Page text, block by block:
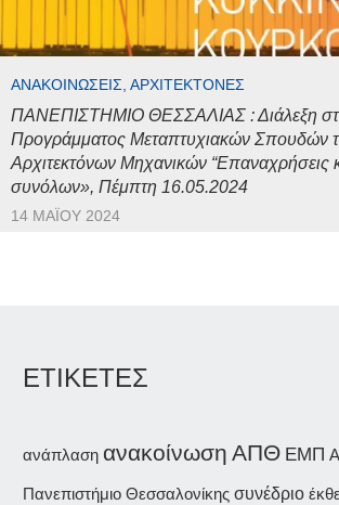
ΑΝΑΚΟΙΝΏΣΕΙΣ, ΑΡΧΙΤΈΚΤΟΝΕΣ
ΠΑΝΕΠΙΣΤΗΜΙΟ ΘΕΣΣΑΛΙΑΣ : Διάλεξη
Προγράμματος Μεταπτυχιακών Σπουδών
Αρχιτεκτόνων Μηχανικών “Επαναχρήσεις
συνόλων», Πέμπτη 16.05.2024
14 ΜΑΪ́ΟΥ 2024
ΕΤΙΚΕΤΕΣ
ανάπλαση ανακοίνωση ΑΠΘ ΕΜΠ
Πανεπιστήμιο Θεσσαλονίκης συνέδριο